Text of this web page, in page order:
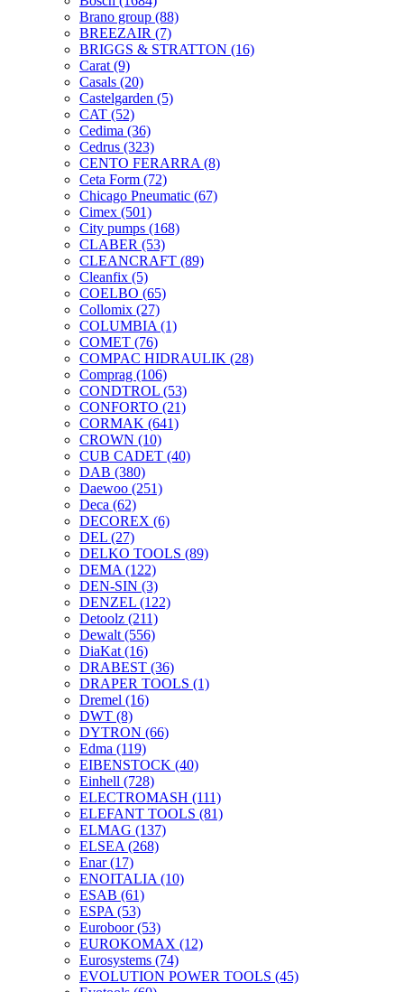
Brano group (88)
BREEZAIR (7)
BRIGGS & STRATTON (16)
Carat (9)
Casals (20)
Castelgarden (5)
CAT (52)
Cedima (36)
Cedrus (323)
CENTO FERARRA (8)
Ceta Form (72)
Chicago Pneumatic (67)
Cimex (501)
City pumps (168)
CLABER (53)
CLEANCRAFT (89)
Cleanfix (5)
COELBO (65)
Collomix (27)
COLUMBIA (1)
COMET (76)
COMPAC HIDRAULIK (28)
Comprag (106)
CONDTROL (53)
CONFORTO (21)
CORMAK (641)
CROWN (10)
CUB CADET (40)
DAB (380)
Daewoo (251)
Deca (62)
DECOREX (6)
DEL (27)
DELKO TOOLS (89)
DEMA (122)
DEN-SIN (3)
DENZEL (122)
Detoolz (211)
Dewalt (556)
DiaKat (16)
DRABEST (36)
DRAPER TOOLS (1)
Dremel (16)
DWT (8)
DYTRON (66)
Edma (119)
EIBENSTOCK (40)
Einhell (728)
ELECTROMASH (111)
ELEFANT TOOLS (81)
ELMAG (137)
ELSEA (268)
Enar(17)
ENOITALIA (10)
ESAB (61)
ESPA (53)
Euroboor(53)
EUROKOMAX (12)
Eurosystems (74)
EVOLUTION POWER TOOLS (45)